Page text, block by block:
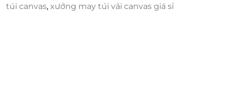
túi canvas, xưởng may túi vải canvas giá sỉ